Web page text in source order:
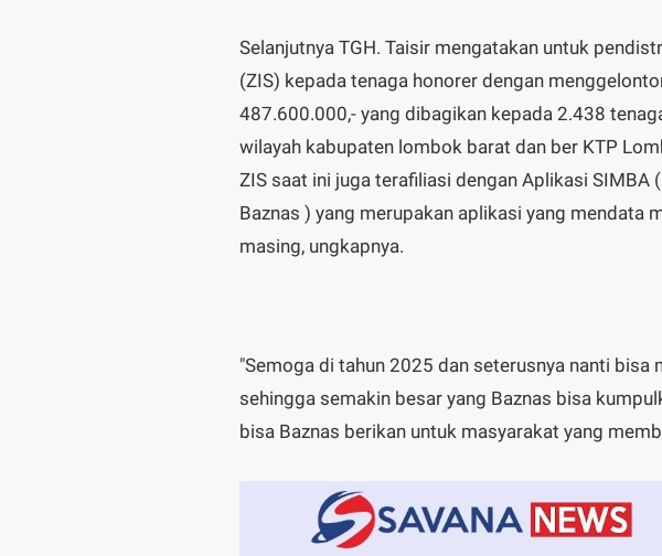
Selanjutnya TGH. Taisir mengatakan untuk
(ZIS) kepada tenaga honorer dengan
487.600.000,- yang dibagikan kepada 2.438
wilayah kabupaten lombok barat dan ber KTP
ZIS saat ini juga terafiliasi dengan Aplikasi
Baznas ) yang merupakan aplikasi yang mendata
masing, ungkapnya.
"Semoga di tahun 2025 dan seterusnya nanti bisa
sehingga semakin besar yang Baznas bisa
bisa Baznas berikan untuk masyarakat yang